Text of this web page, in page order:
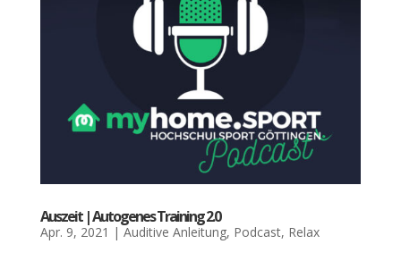
Aus­zeit | Auto­ge­nes Trai­ning 2.0
Apr. 9, 2021 | Auditive Anleitung, Podcast, Relax